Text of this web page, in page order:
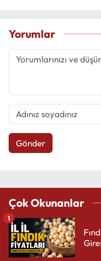
Yorumlar
Gönder
Çok Okunanlar
1